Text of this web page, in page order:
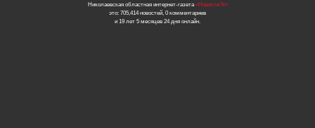
Николаевская областная интернет-газета «Новости N»
это: 705,414 новостей, 0 комментариев
и 19 лет 5 месяцев 24 дня онлайн.